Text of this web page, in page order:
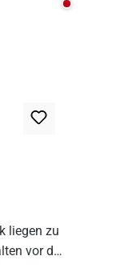
Nicht
liegen zu
vor den
treiben